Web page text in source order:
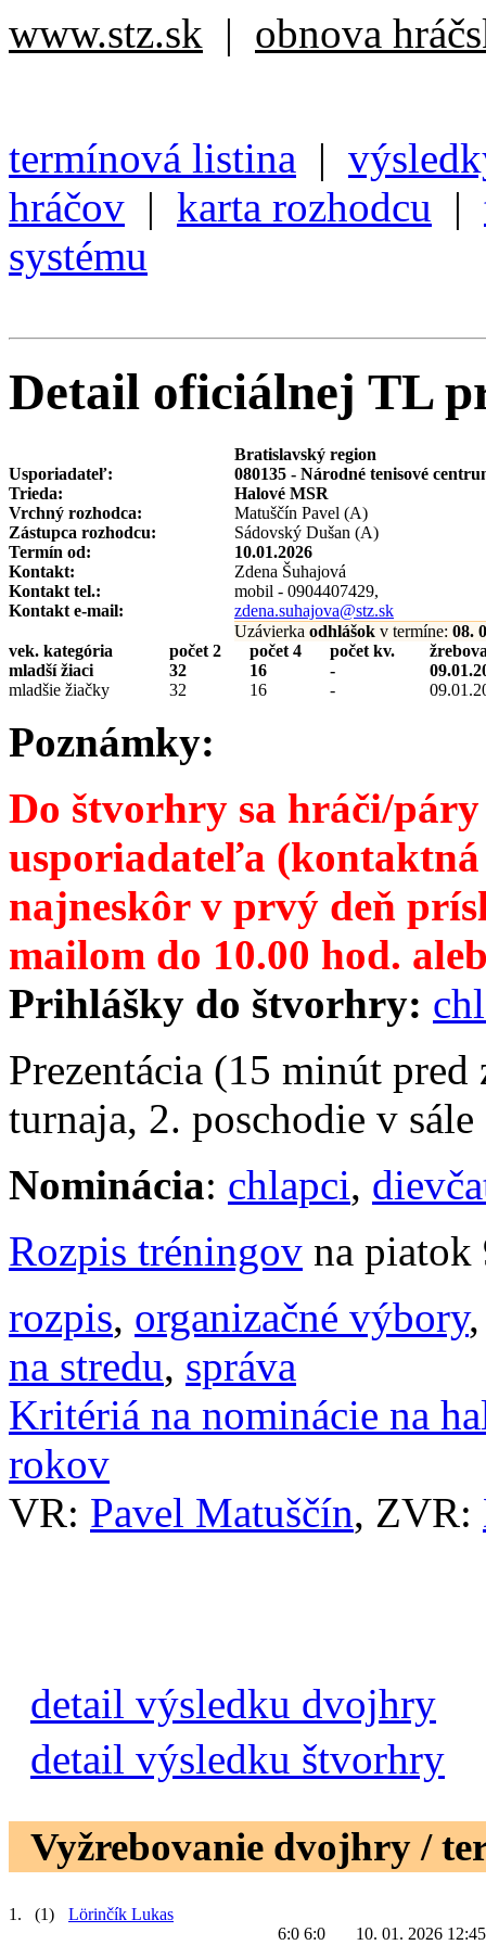
www.stz.sk | obnova
termínová listina |
hráčov | karta rozhodcu |
systému
Detail oficiálnej TL
Bratislavský region
Usporiadateľ:
080135 - Národné tenisové
Trieda:
Halové MSR
Vrchný rozhodca:
Matuščín Pavel (A)
Zástupca rozhodcu:
Sádovský Dušan (A)
Termín od:
10.01.2026
Kontakt:
Zdena Šuhajová
Kontakt tel.:
mobil - 0904407429,
Kontakt e-mail:
zdena.suhajova@stz.sk
Uzávierka odhlášok v termíne: 08.
vek. kategória
počet 2 počet 4 počet kv.
mladší žiaci
32 16 -
mladšie žiačky
32 16 -
Poznámky:
Do štvorhry sa hráči/
usporiadateľa (kontaktná
najneskôr v prvý deň
mailom do 10.00 hod.
Prihlášky do štvorhry:
Prezentácia (15 minút
turnaja, 2. poschodie v sále
Nominácia: chlapci,
Rozpis tréningov na
rozpis, organizačné výbory
na stredu, správa
Kritériá na nominácie na
rokov
VR: Pavel Matuščín, ZVR:
detail výsledku dvojhry
detail výsledku štvorhry
Vyžrebovanie dvojhry /
1. (1)
Lörinčík Lukas
6:0 6:0
10. 01. 2026 12:45